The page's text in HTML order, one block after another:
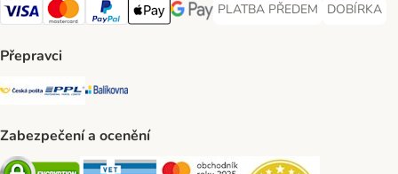
Visa Payment Method
Mastercard Payment Method
PayPal Payment Method
Apple pay Payment Method
GooglePay Payment Method
PLATBA PŘEDEM
PLATBA PŘEDEM Payment
DOBÍRKA
DOBÍRKA
Přepravci
Česká pošta Shipping Method
PPL Shipping Method
Balíkovna Shipping Method
Zabezpečení a ocenění
Security Security Security